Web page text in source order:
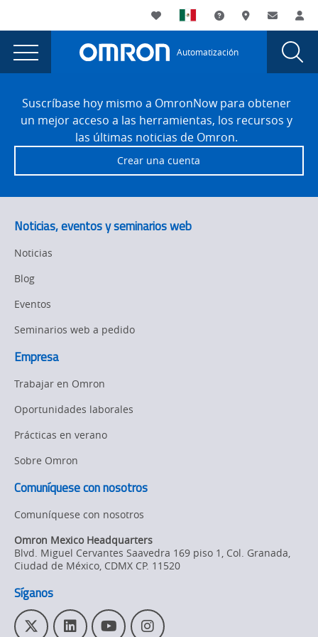
currently
viewing
the
demanda
Utility
Navigation
My List Soporte DóndeContacto
Main
Navigation
Automatización
Seminarios
web
bajo
demanda
FooterSuscríbase hoy mismo a OmronNow para obtener
un mejor acceso a las herramientas, los recursos y
las últimas noticias de Omron.
Crear una cuenta
Noticias, eventos y seminarios web
Noticias
Blog
Eventos
Seminarios web a pedido
Empresa
Trabajar en Omron
Oportunidades laborales
Prácticas en verano
Sobre Omron
Comuníquese con nosotros
Comuníquese con nosotros
Omron Mexico Headquarters
Blvd. Miguel Cervantes Saavedra 169 piso 1, Col. Granada,
Ciudad de México, CDMX CP. 11520
Síganos
T L Y I